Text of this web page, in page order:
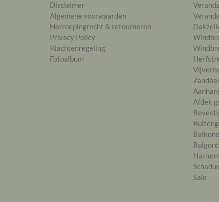
Afdek
Sale
Disclaimer
Algemene voorwaarden
Herroepingrecht & retourneren
Privacy Policy
Klachtenregeling
Fotoalbum